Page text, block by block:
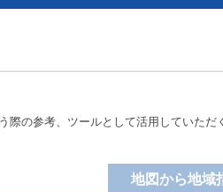
の参考、ツールとして活用していただ
地図から地域